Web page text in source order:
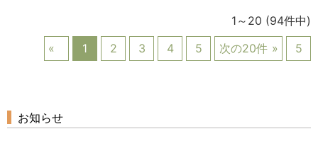
1～20 (94件中)
1
2 3 4 5 次の20件 5
お知らせ